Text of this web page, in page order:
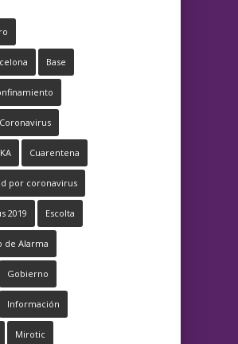
Base
Coronavirus
Cuarentena
por coronavirus
2019 Escolta
de Alarma
Gobierno
Información
Mirotic